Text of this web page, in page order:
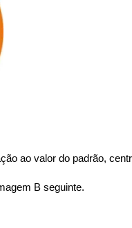
ao valor do padrão,
B seguinte.